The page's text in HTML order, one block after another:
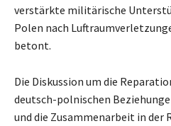
verstärkte militärische
Polen nach
betont.
Die Diskussion um die
deutsch-polnischen
und die Zusammenarbeit in der